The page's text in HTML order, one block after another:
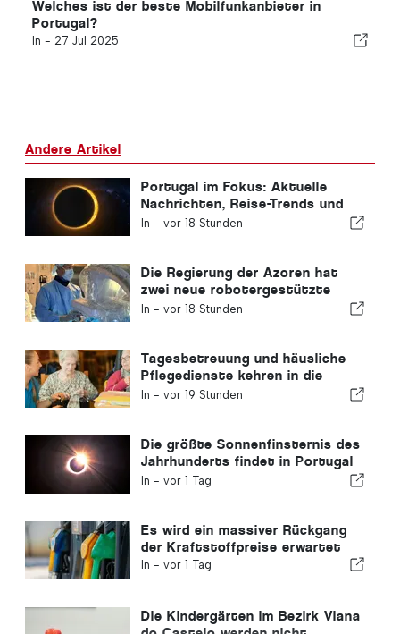
Welches ist der beste Mobilfunkanbieter in
Portugal?
In - 27 Jul 2025
Andere Artikel
Portugal im Fokus: Aktuelle
Nachrichten, Reise-Trends und
die wichtigsten Schlagzeilen
In - vor 18 Stunden
Die Regierung der Azoren hat
zwei neue robotergestützte
Operationssysteme angeschafft
In - vor 18 Stunden
Tagesbetreuung und häusliche
Pflegedienste kehren in die
portugiesische Gemeinde zurück
In - vor 19 Stunden
Die größte Sonnenfinsternis des
Jahrhunderts findet in Portugal
statt
In - vor 1 Tag
Es wird ein massiver Rückgang
der Kraftstoffpreise erwartet
In - vor 1 Tag
Die Kindergärten im Bezirk Viana